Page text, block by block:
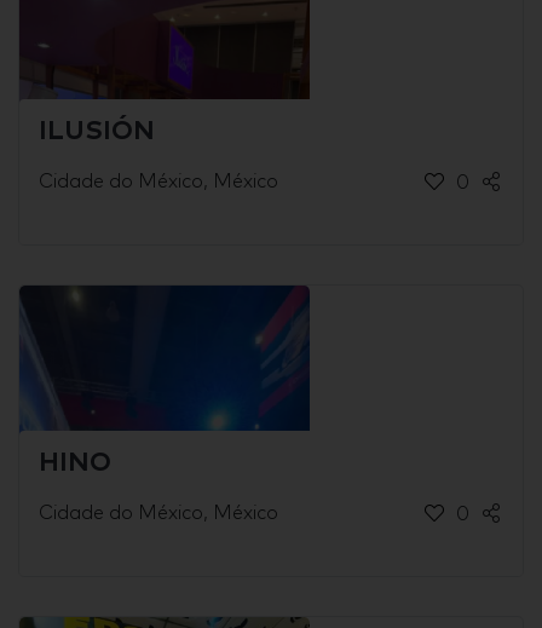
ILUSIÓN
Cidade do México, México 0
HINO
Cidade do México, México 0